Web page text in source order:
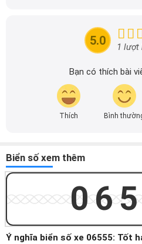
tin nhanh chóng và dễ dàng hơn.
5.0 1 lượt
Bạn có thích bài
Thích Bình
Biển số xem thêm
Ý nghĩa biển số xe 06555: Tốt